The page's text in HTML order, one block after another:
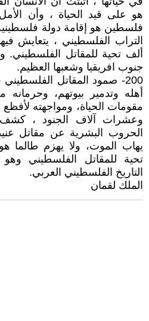
هو على قيد الحياة ، وأن
فلسطين هو إقامة دولة
التراب الفلسطيني ، يتعايش
ألف تحية للمقاتل الفلسطيني.
جنوب افريقيا وشعبها العظيم.
200- صمود المقاتل
أهله وتدمير بيوتهم،
مقومات الحياة، ومواجهته لأفظع
وعشرات آلاف الجنود ،
الحروب البشرية عن مقاتل
يهاب الموت، ولا يهزم طالما
تحية للمقاتل الفلسطيني
التاريخ الفلسطيني العربي.
الملك لقمان